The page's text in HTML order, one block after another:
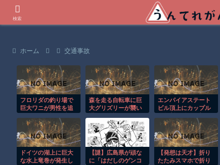
ホーム 交通事故
フロリダの釣り場で
巨大ワニが男性を追
間！！
森を走る自転車に巨
大グリズリーが襲い
映像！！
エンパイアステート
ビル頂上にカップル
事件！！
ドイツの湖上に巨大
な水上竜巻が発生し
【謎】広島県が頑な
に「はだしのゲンコ
【発想は天才】折り
たたみスマホで折り
検索